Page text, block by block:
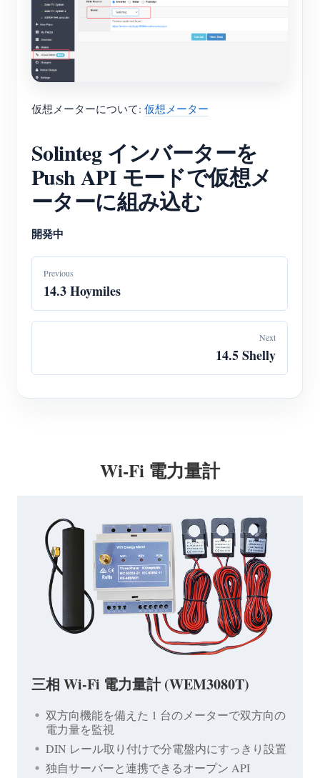
PVヒーター制御システム
製品クイックスタート
FAQ
ブログ
コミュニティ
IAMMETER 活動
App Store
サイトを探す
ソリューション
お問い合わせ
会社情報
仮想メーターについて: 仮想メーター
Solinteg インバーターを
Push API モードで仮想メ
ーターに組み込む
開発中
Previous
14.3 Hoymiles
Next
14.5 Shelly
Wi-Fi 電力量計
三相 Wi-Fi 電力量計 (WEM3080T)
双方向機能を備えた 1 台のメーターで双方向の
電力量を監視
DIN レール取り付けで分電盤内にすっきり設置
独自サーバーと連携できるオープン API